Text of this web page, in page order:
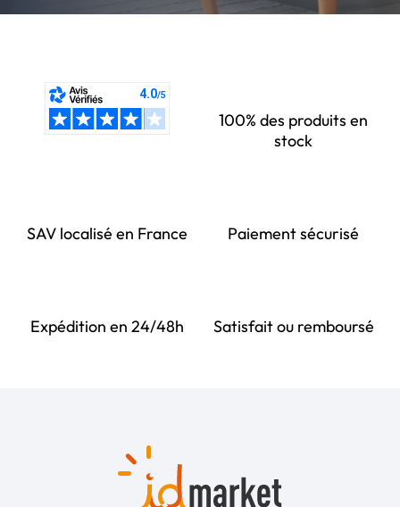
100% des produits en
stock
SAV localisé en France Paiement sécurisé
Expédition en 24/48h Satisfait ou remboursé